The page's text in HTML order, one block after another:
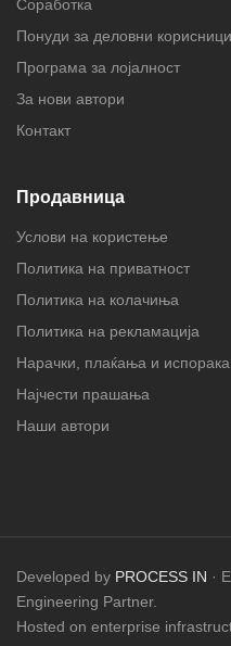
Соработка
Понуди за деловни корисници
Програма за лојалност
За нови автори
Контакт
Продавница
Услови на користење
Политика на приватност
Политика на колачиња
Политика на рекламација
Нарачки, плаќања и испорака
Најчести прашања
Наши автори
Developed by PROCESS IN ·
Engineering Partner.
Hosted on enterprise